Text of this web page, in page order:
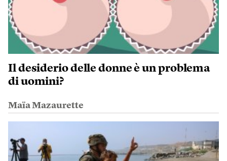
Il desiderio delle donne è un problema
di uomini?
Maïa Mazaurette